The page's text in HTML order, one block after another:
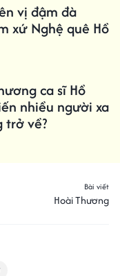
vị đậm đà
xứ Nghệ quê Hồ
ca sĩ Hồ
nhiều người xa
trở về?
Bài viết
Hoài Thương